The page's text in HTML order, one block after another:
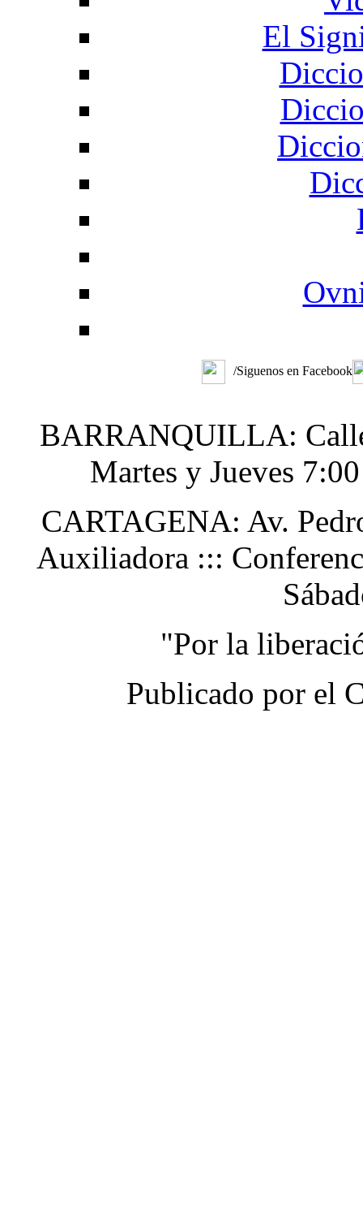
El
/Siguenos en Facebook
BARRANQUILLA:
Martes y Jueves
CARTAGENA: Av.
Auxiliadora :::
"Por la
Publicado por el